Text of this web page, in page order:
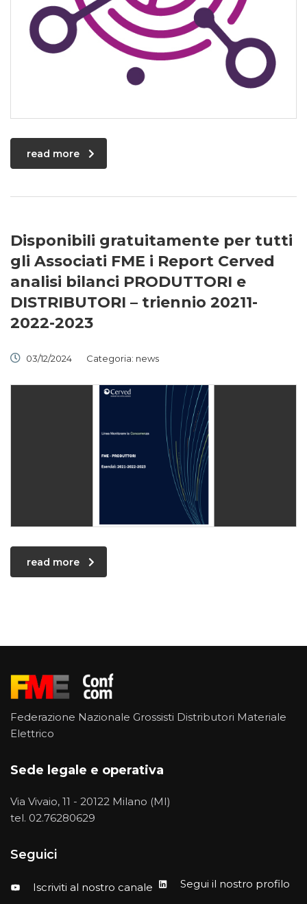
read more
Disponibili gratuitamente per tutti
gli Associati FME i Report Cerved
analisi bilanci PRODUTTORI e
DISTRIBUTORI – triennio 20211-
2022-2023
03/12/2024 Categoria: news
read more
Federazione Nazionale Grossisti Distributori Materiale
Elettrico
Sede legale e operativa
Via Vivaio, 11 - 20122 Milano (MI)
tel. 02.76280629
Seguici
Iscriviti al nostro canale Segui il nostro profilo